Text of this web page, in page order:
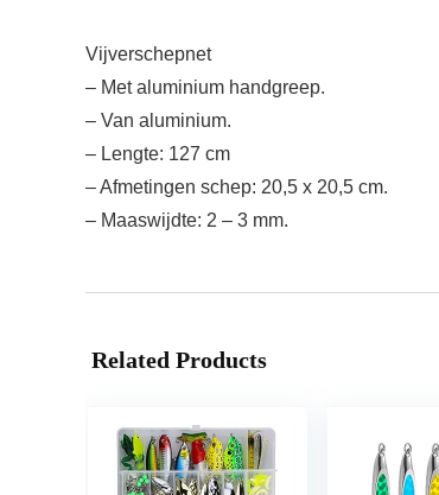
Vijverschepnet
– Met aluminium handgreep.
– Van aluminium.
– Lengte: 127 cm
– Afmetingen schep: 20,5 x 20,5 cm.
– Maaswijdte: 2 – 3 mm.
Related Products